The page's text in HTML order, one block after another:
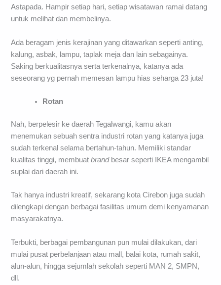
Astapada. Hampir setiap hari, setiap wisatawan ramai datang
untuk melihat dan membelinya.
Ada beragam jenis kerajinan yang ditawarkan seperti anting,
kalung, asbak, lampu, taplak meja dan lain sebagainya.
Saking berkualitasnya serta terkenalnya, katanya ada
seseorang yg pernah memesan lampu hias seharga 23 juta!
Rotan
Nah, berpelesir ke daerah Tegalwangi, kamu akan
menemukan sebuah sentra industri rotan yang katanya juga
sudah terkenal selama bertahun-tahun. Memiliki standar
kualitas tinggi, membuatbrandbesar seperti IKEA mengambil
suplai dari daerah ini.
Tak hanya industri kreatif, sekarang kota Cirebon juga sudah
dilengkapi dengan berbagai fasilitas umum demi kenyamanan
masyarakatnya.
Terbukti, berbagai pembangunan pun mulai dilakukan, dari
mulai pusat perbelanjaan atau mall, balai kota, rumah sakit,
alun-alun, hingga sejumlah sekolah seperti MAN 2, SMPN,
dll.